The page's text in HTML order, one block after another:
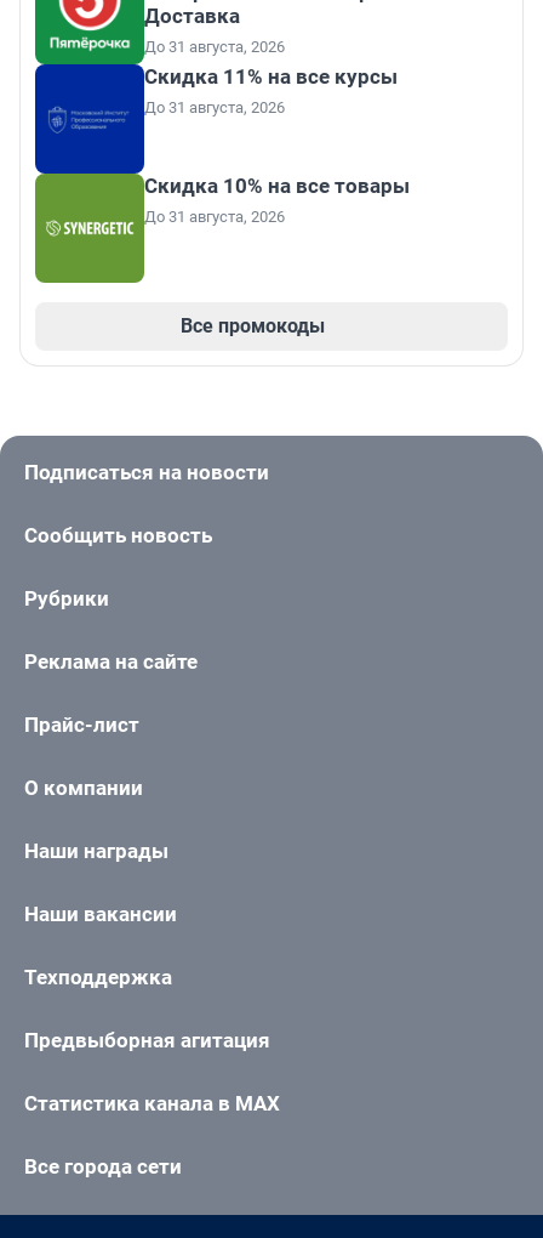
Доставка
До 31 августа, 2026
Скидка 11% на все курсы
До 31 августа, 2026
Скидка 10% на все товары
До 31 августа, 2026
Все промокоды
Подписаться на новости
Сообщить новость
Рубрики
Реклама на сайте
Прайс-лист
О компании
Наши награды
Наши вакансии
Техподдержка
Предвыборная агитация
Статистика канала в MAX
Все города сети